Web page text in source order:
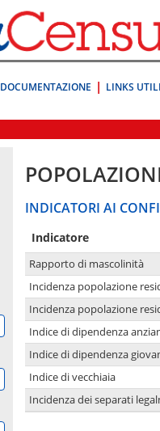
DOCUMENTAZIONE LINKS UTILI
INDICATORI AI
Indicatore
Rapporto di mascolinità
Incidenza popolazione
Incidenza popolazione
Indice di dipendenza
Indice di dipendenza
Indice di vecchiaia
Incidenza dei separati